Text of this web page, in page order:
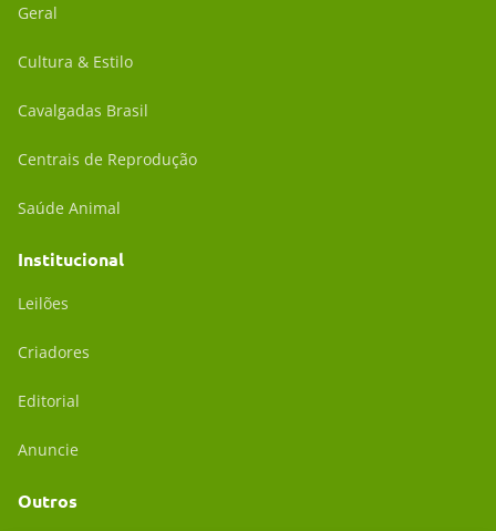
Geral
Cultura & Estilo
Cavalgadas Brasil
Centrais de Reprodução
Saúde Animal
Institucional
Leilões
Criadores
Editorial
Anuncie
Outros